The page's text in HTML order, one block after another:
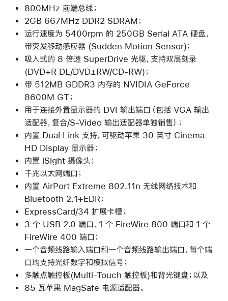
800MHz 前端总线；
2GB 667MHz DDR2 SDRAM；
运行速度为 5400rpm 的 250GB Serial ATA 硬盘，
带突发移动感应器 (Sudden Motion Sensor)；
吸入式的 8 倍速 SuperDrive 光驱，支持双层刻录
(DVD+R DL/DVD±RW/CD-RW)；
带 512MB GDDR3 内存的 NVIDIA GeForce
8600M GT；
用于连接外置显示器的 DVI 输出端口（包括 VGA 输出
适配器，复合/S-Video 输出适配器单独销售）；
内置 Dual Link 支持，可驱动苹果 30 英寸 Cinema
HD Display 显示器；
内置 iSight 摄像头；
千兆以太网端口；
内置 AirPort Extreme 802.11n 无线网络技术和
Bluetooth 2.1+EDR；
ExpressCard/34 扩展卡槽；
3 个 USB 2.0 端口、1 个 FireWire 800 端口和 1 个
FireWire 400 端口；
一个音频线路输入端口和一个音频线路输出端口，每个端
口均支持光纤数字和模拟信号；
多触点触控板(Multi-Touch 触控板)和背光键盘；以及
85 瓦苹果 MagSafe 电源适配器。